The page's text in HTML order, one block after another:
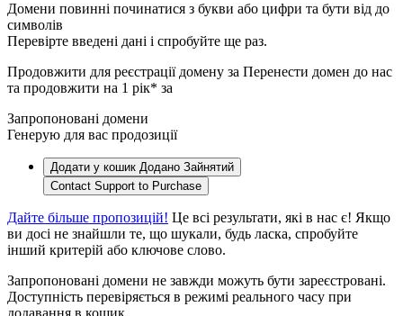
Домени повинні починатися з букви або цифри та бути від до
символів
Перевірте введені дані і спробуйте ще раз.
Продовжити для реєстрації домену за Перенести домен до нас
та продовжити на 1 рік* за
Запропоновані домени
Генерую для вас продозиції
Додати у кошик Додано Зайнятий
Contact Support to Purchase
Дайте більше пропозицій! Це всі результати, які в нас є! Якщо
ви досі не знайшли те, що шукали, будь ласка, спробуйте
інший критерій або ключове слово.
Запропоновані домени не завжди можуть бути зареєстровані.
Доступність перевіряється в режимі реального часу при